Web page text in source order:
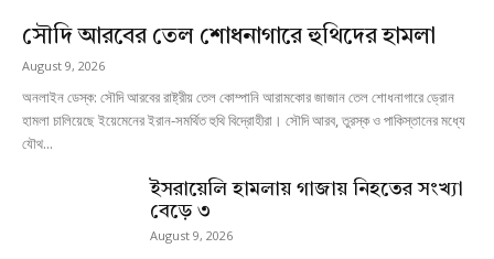
সৌদি আরবের তেল শোধনাগারে হুথিদের হামলা
August 9, 2026
অনলাইন ডেস্ক: সৌদি আরবের রাষ্ট্রীয় তেল কোম্পানি আরামকোর জাজান তেল শোধনাগারে ড্রোন
হামলা চালিয়েছে ইয়েমেনের ইরান-সমর্থিত হুথি বিদ্রোহীরা। সৌদি আরব, তুরস্ক ও পাকিস্তানের মধ্যে
যৌথ...
ইসরায়েলি হামলায় গাজায় নিহতের সংখ্যা
বেড়ে ৩
August 9, 2026